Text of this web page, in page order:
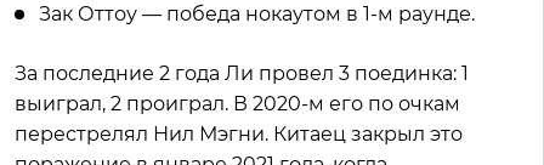
Зак Оттоу — победа нокаутом в 1-м раунде.
За последние 2 года Ли провел 3 поединка: 1
выиграл, 2 проиграл. В 2020-м его по очкам
перестрелял Нил Мэгни. Китаец закрыл это